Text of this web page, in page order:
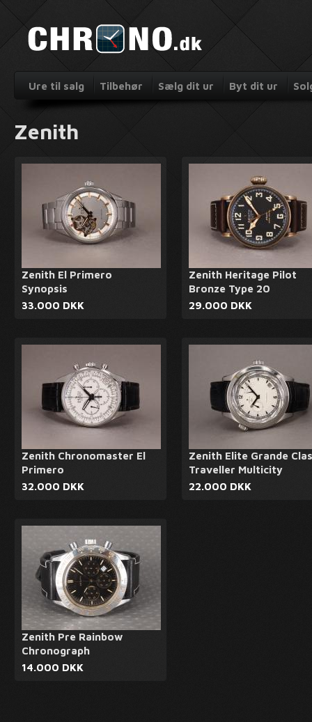
Ure til salg Tilbehør Sælg dit ur Byt dit ur
Zenith
Zenith El Primero
Synopsis
33.000 DKK
Zenith Heritage Pilot
Bronze Type 20
29.000 DKK
Zenith Chronomaster El
Primero
32.000 DKK
Zenith Elite Grande
Traveller Multicity
22.000 DKK
Zenith Pre Rainbow
Chronograph
14.000 DKK